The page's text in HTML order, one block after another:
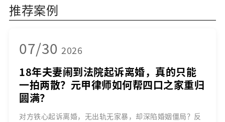
推荐案例
07/30 2026
18年夫妻闹到法院起诉离婚，真的只能
一拍两散？元甲律师如何帮四口之家重归
圆满？
对方铁心起诉离婚，无出轨无家暴，却深陷婚姻僵局？反